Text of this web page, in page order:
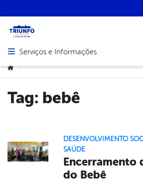
Abrir menu principal de navegação
Serviços e Informações
Você está aqui:
>
Tag: bebê
DESENVOLVIMENTO
SAÚDE
Encerramento
do Bebê